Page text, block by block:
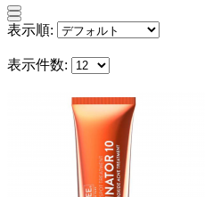
表示順:
表示件数: